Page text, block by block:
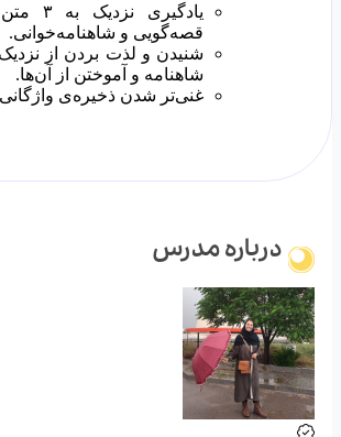
قصه‌گویی و شاهنامه‌خوانی.
شاهنامه و آموختن از آن‌ها.
غنی‌تر شدن ذخیره‌ی
درباره مدرس